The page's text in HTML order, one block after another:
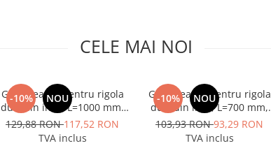
CELE MAI NOI
-10% NOU
Grila neagra pentru rigola
dus, din inox, L=1000 mm,
Capricorn AQUA AMBIENT
Cube
129,88 RON117,52 RON
TVA inclus
-10% NOU
Grila neagra pentru rigola
dus, din inox, L=700 mm,
Capricorn AQUA AMBIENT
Cube
103,93 RON93,29 RON
TVA inclus